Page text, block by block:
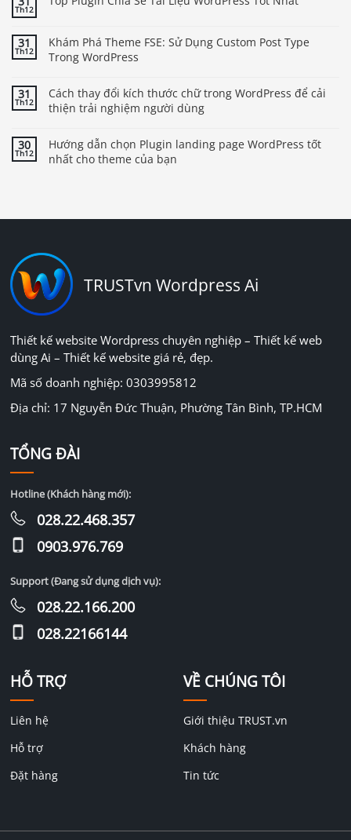
Th12
31
Th12
Khám Phá Theme FSE: Sử Dụng Custom Post Type
Trong WordPress
31
Th12
Cách thay đổi kích thước chữ trong WordPress để cải
thiện trải nghiệm người dùng
30
Th12
Hướng dẫn chọn Plugin landing page WordPress tốt
nhất cho theme của bạn
TRUSTvn Wordpress Ai
Thiết kế website Wordpress chuyên nghiệp – Thiết kế web
dùng Ai – Thiết kế website giá rẻ, đẹp.
Mã số doanh nghiệp: 0303995812
Địa chỉ: 17 Nguyễn Đức Thuận, Phường Tân Bình, TP.HCM
HỖ TRỢ
Liên hệ
Hỗ trợ
Đặt hàng
VỀ CHÚNG TÔI
Giới thiệu TRUST.vn
Khách hàng
Tin tức
TỔNG ĐÀI
Hotline (Khách hàng mới):
028.22.468.357
0903.976.769
Support (Đang sử dụng dịch vụ):
028.22.166.200
028.22166144